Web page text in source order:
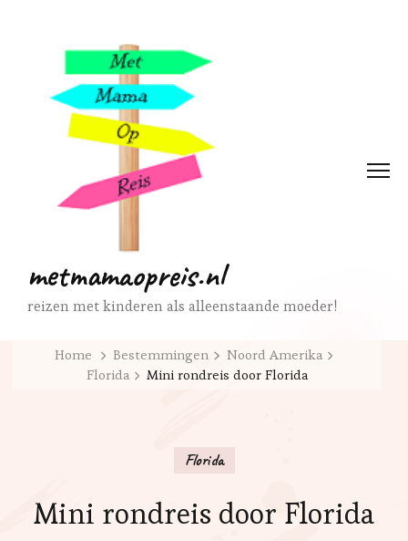
metmamaopreis.nl
reizen met kinderen als alleenstaande moeder!
Home Bestemmingen
Noord Amerika
Florida
Mini rondreis door Florida
Florida
Mini rondreis door Florida